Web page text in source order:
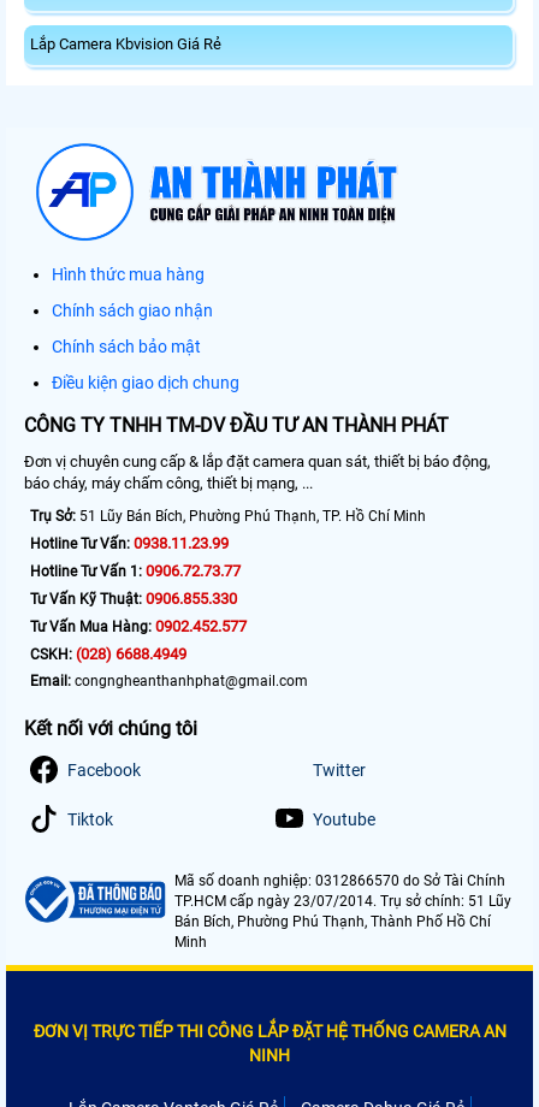
Lắp Camera Kbvision Giá Rẻ
Hình thức mua hàng
Chính sách giao nhận
Chính sách bảo mật
Điều kiện giao dịch chung
CÔNG TY TNHH TM-DV ĐẦU TƯ AN THÀNH PHÁT
Đơn vị chuyên cung cấp & lắp đặt camera quan sát, thiết bị báo động,
báo cháy, máy chấm công, thiết bị mạng, ...
Trụ Sở: 51 Lũy Bán Bích, Phường Phú Thạnh, TP. Hồ Chí Minh
Hotline Tư Vấn: 0938.11.23.99
Hotline Tư Vấn 1: 0906.72.73.77
Tư Vấn Kỹ Thuật: 0906.855.330
Tư Vấn Mua Hàng: 0902.452.577
CSKH: (028) 6688.4949
Email: congngheanthanhphat@gmail.com
Kết nối với chúng tôi
Facebook Twitter
Tiktok Youtube
Mã số doanh nghiệp: 0312866570 do Sở Tài Chính
TP.HCM cấp ngày 23/07/2014. Trụ sở chính: 51 Lũy
Bán Bích, Phường Phú Thạnh, Thành Phố Hồ Chí
Minh
ĐƠN VỊ TRỰC TIẾP THI CÔNG LẮP ĐẶT HỆ THỐNG CAMERA AN
NINH